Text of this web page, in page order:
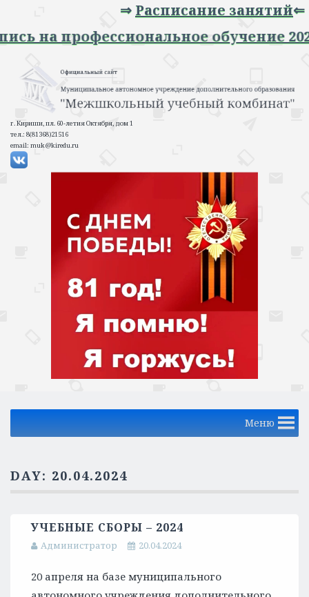
Расписание занятий⇐
Запись на профессиональное
г. Кириши, пл. 60-летия Октября, дом 1
тел.: 8(81368)21516
email: muk@kiredu.ru
Меню
DAY: 20.04.2024
УЧЕБНЫЕ СБОРЫ – 2024
Администратор 20.04.2024
20 апреля на базе муниципального